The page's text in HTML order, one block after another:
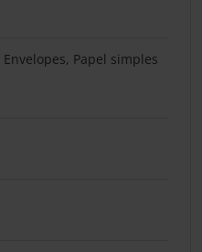
Papel simples